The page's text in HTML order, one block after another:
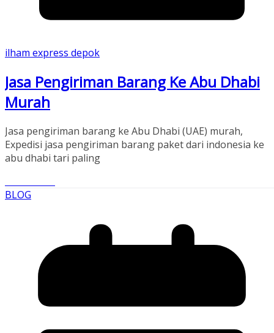
ilham express depok
Jasa Pengiriman Barang Ke Abu Dhabi
Murah
Jasa pengiriman barang ke Abu Dhabi (UAE) murah,
Expedisi jasa pengiriman barang paket dari indonesia ke
abu dhabi tari paling
BLOG